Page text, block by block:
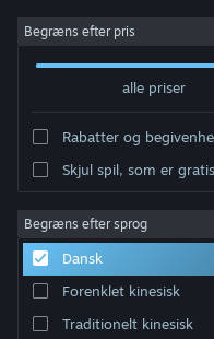
Log på
Om
Support
Begræns efter pris
alle priser
Rabatter og
Skjul spil, som er
Begræns efter sprog
Dansk
Forenklet kinesisk
Traditionelt kinesisk
Udvikler: Gas Powered Games
Sorter efter Relevans